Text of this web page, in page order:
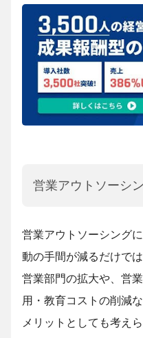
営業アウトソーシ
営業アウトソーシング
動の手間が減るだけでは
営業部門の拡大や、営
用・教育コストの削減
メリットとしても考えら